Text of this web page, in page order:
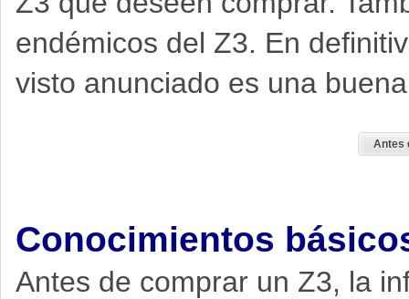
endémicos del Z3. En
visto anunciado es una
Antes
Conocimientos
Antes de comprar un Z3, la